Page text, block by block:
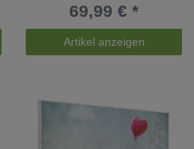
69,99 € *
Artikel anzeigen